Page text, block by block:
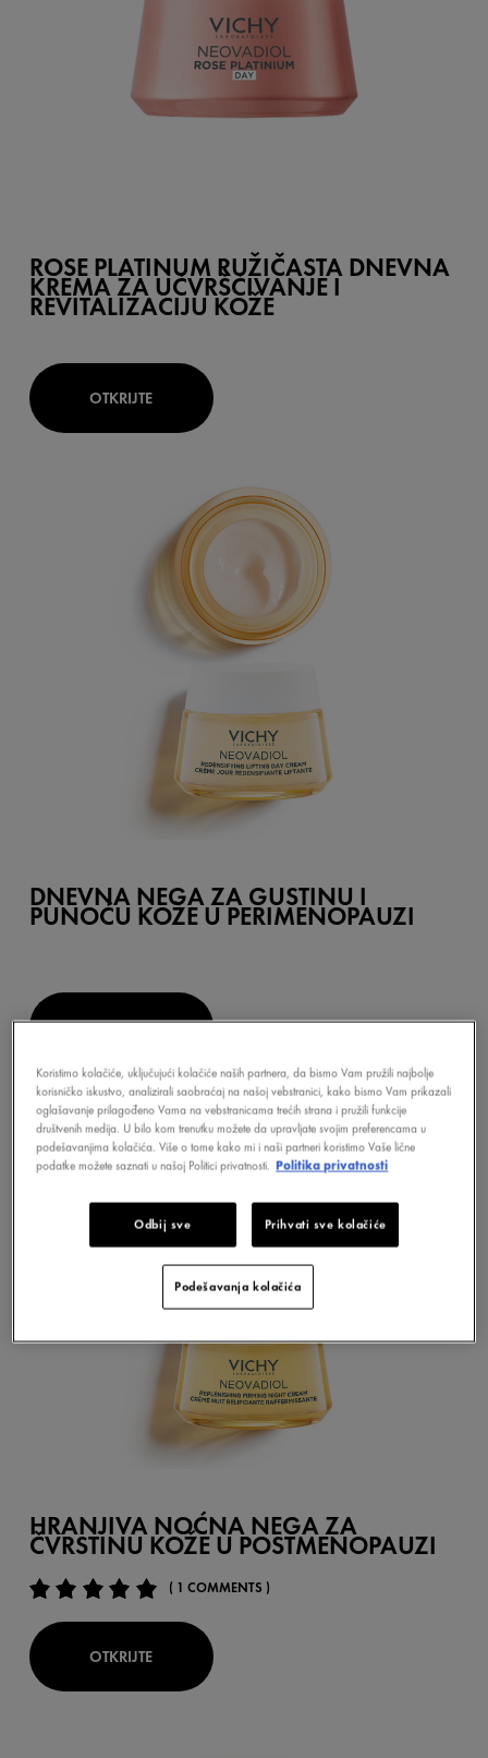
ROSE PLATINUM RUŽIČASTA DNEVNA
KREMA ZA UČVRŠĆIVANJE I
REVITALIZACIJU KOŽE
OTKRIJTE
DNEVNA NEGA ZA GUSTINU I
PUNOĆU KOŽE U PERIMENOPAUZI
OTKRIJTE
HRANJIVA NOĆNA NEGA ZA
ČVRSTINU KOŽE U POSTMENOPAUZI
( 1 COMMENTS )
OTKRIJTE
Koristimo kolačiće, uključujući kolačiće naših partnera, da bismo Vam pružili najbolje
korisničko iskustvo, analizirali saobraćaj na našoj vebstranici, kako bismo Vam prikazali
oglašavanje prilagođeno Vama na vebstranicama trećih strana i pružili funkcije
društvenih medija. U bilo kom trenutku možete da upravljate svojim preferencama u
podešavanjima kolačića. Više o tome kako mi i naši partneri koristimo Vaše lične
podatke možete saznati u našoj Politici privatnosti. Politika privatnosti
Odbij sve Prihvati sve kolačiće
Podešavanja kolačića